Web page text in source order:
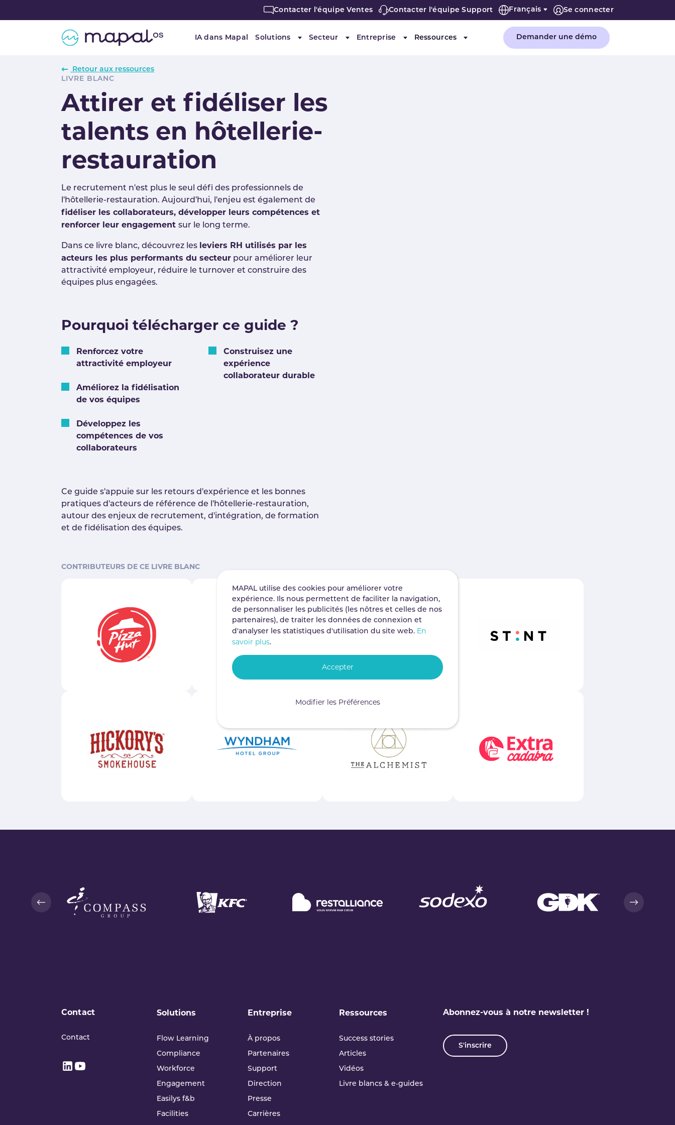
Contacter l'équipe Ventes Contacter l'équipe Support Français Se connecter
IA dans Mapal Solutions
Submenu for "Solutions"
Secteur
Submenu for "Secteur"
Entreprise
Submenu for "Entreprise"
Ressources
Submenu for "Ressources"
Demander une démo
Retour aux ressources
LIVRE BLANC
Attirer et fidéliser les
talents en hôtellerie-
restauration
Le recrutement n'est plus le seul défi des professionnels de
l'hôtellerie-restauration. Aujourd'hui, l'enjeu est également de
fidéliser les collaborateurs, développer leurs compétences et
renforcer leur engagement sur le long terme.
Dans ce livre blanc, découvrez les leviers RH utilisés par les
acteurs les plus performants du secteur pour améliorer leur
attractivité employeur, réduire le turnover et construire des
équipes plus engagées.
Pourquoi télécharger ce guide ?
Renforcez votre
attractivité employeur
Améliorez la fidélisation
de vos équipes
Développez les
compétences de vos
collaborateurs
Construisez une
expérience
collaborateur durable
Ce guide s'appuie sur les retours d'expérience et les bonnes
pratiques d'acteurs de référence de l'hôtellerie-restauration,
autour des enjeux de recrutement, d'intégration, de formation
et de fidélisation des équipes.
CONTRIBUTEURS DE CE LIVRE BLANC
Contact
Contact
Solutions
Flow Learning
Compliance
Workforce
Engagement
Easilys f&b
Facilities
Entreprise
À propos
Partenaires
Support
Direction
Presse
Carrières
Ressources
Success stories
Articles
Vidéos
Livre blancs & e‑guides
Abonnez-vous à notre newsletter !
S'inscrire
MAPAL utilise des cookies pour améliorer votre
expérience. Ils nous permettent de faciliter la navigation,
de personnaliser les publicités (les nôtres et celles de nos
partenaires), de traiter les données de connexion et
d'analyser les statistiques d'utilisation du site web. En
savoir plus.
Modifier les Préférences
Accepter